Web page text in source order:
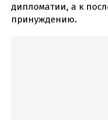
дипломатии, а к
принуждению.